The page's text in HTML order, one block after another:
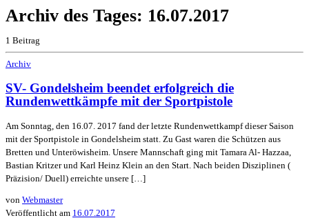
Archiv des Tages: 16.07.2017
1 Beitrag
Archiv
SV- Gondelsheim beendet erfolgreich die
Rundenwettkämpfe mit der Sportpistole
Am Sonntag, den 16.07. 2017 fand der letzte Rundenwettkampf dieser Saison
mit der Sportpistole in Gondelsheim statt. Zu Gast waren die Schützen aus
Bretten und Unteröwisheim. Unsere Mannschaft ging mit Tamara Al- Hazzaa,
Bastian Kritzer und Karl Heinz Klein an den Start. Nach beiden Disziplinen (
Präzision/ Duell) erreichte unsere […]
von Webmaster
Veröffentlicht am 16.07.2017